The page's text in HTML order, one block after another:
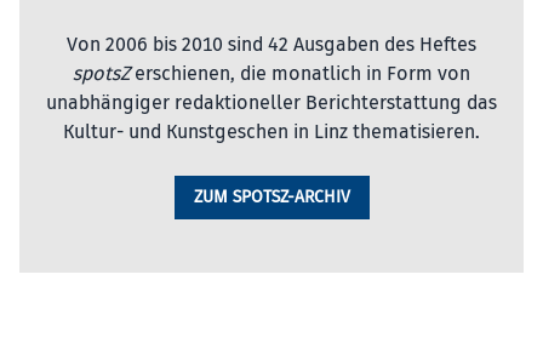
Von 2006 bis 2010 sind 42 Ausgaben des Heftes
spotsZerschienen, die monatlich in Form von
unabhängiger redaktioneller Berichterstattung das
Kultur- und Kunstgeschen in Linz thematisieren.
ZUM SPOTSZ-ARCHIV